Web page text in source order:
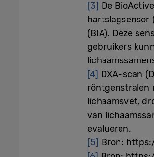
[3] De
hartslagsensor
(BIA). Deze
gebruikers
[4] DXA-scan
röntgenstralen
lichaamsvet,
van
evalueren.
[5] Bron: